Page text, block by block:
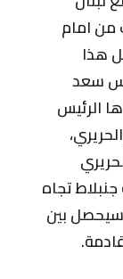
من امام
هذا
سعد
الرئيس
تجاه
سيحصل بين